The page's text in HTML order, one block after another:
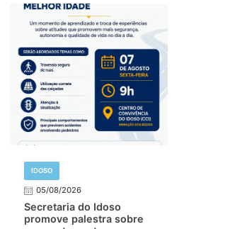
IDOSO
05/08/2026
Secretaria do Idoso
promove palestra sobre